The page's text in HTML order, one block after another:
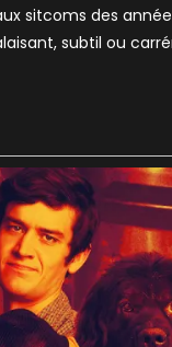
sitcoms des
subtil ou